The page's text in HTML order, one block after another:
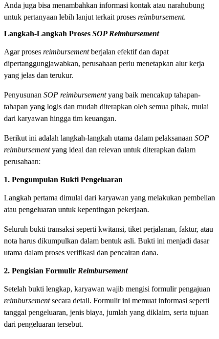
Anda juga bisa menambahkan informasi kontak atau narahubung
untuk pertanyaan lebih lanjut terkait proses reimbursement.
Langkah-Langkah Proses SOP Reimbursement
Agar proses reimbursementberjalan efektif dan dapat
dipertanggungjawabkan, perusahaan perlu menetapkan alur kerja
yang jelas dan terukur.
Penyusunan SOP reimbursementyang baik mencakup tahapan-
tahapan yang logis dan mudah diterapkan oleh semua pihak, mulai
dari karyawan hingga tim keuangan.
Berikut ini adalah langkah-langkah utama dalam pelaksanaan SOP
reimbursementyang ideal dan relevan untuk diterapkan dalam
perusahaan:
1. Pengumpulan Bukti Pengeluaran
Langkah pertama dimulai dari karyawan yang melakukan pembelian
atau pengeluaran untuk kepentingan pekerjaan.
Seluruh bukti transaksi seperti kwitansi, tiket perjalanan, faktur, atau
nota harus dikumpulkan dalam bentuk asli. Bukti ini menjadi dasar
utama dalam proses verifikasi dan pencairan dana.
2. Pengisian Formulir Reimbursement
Setelah bukti lengkap, karyawan wajib mengisi formulir pengajuan
reimbursementsecara detail. Formulir ini memuat informasi seperti
tanggal pengeluaran, jenis biaya, jumlah yang diklaim, serta tujuan
dari pengeluaran tersebut.